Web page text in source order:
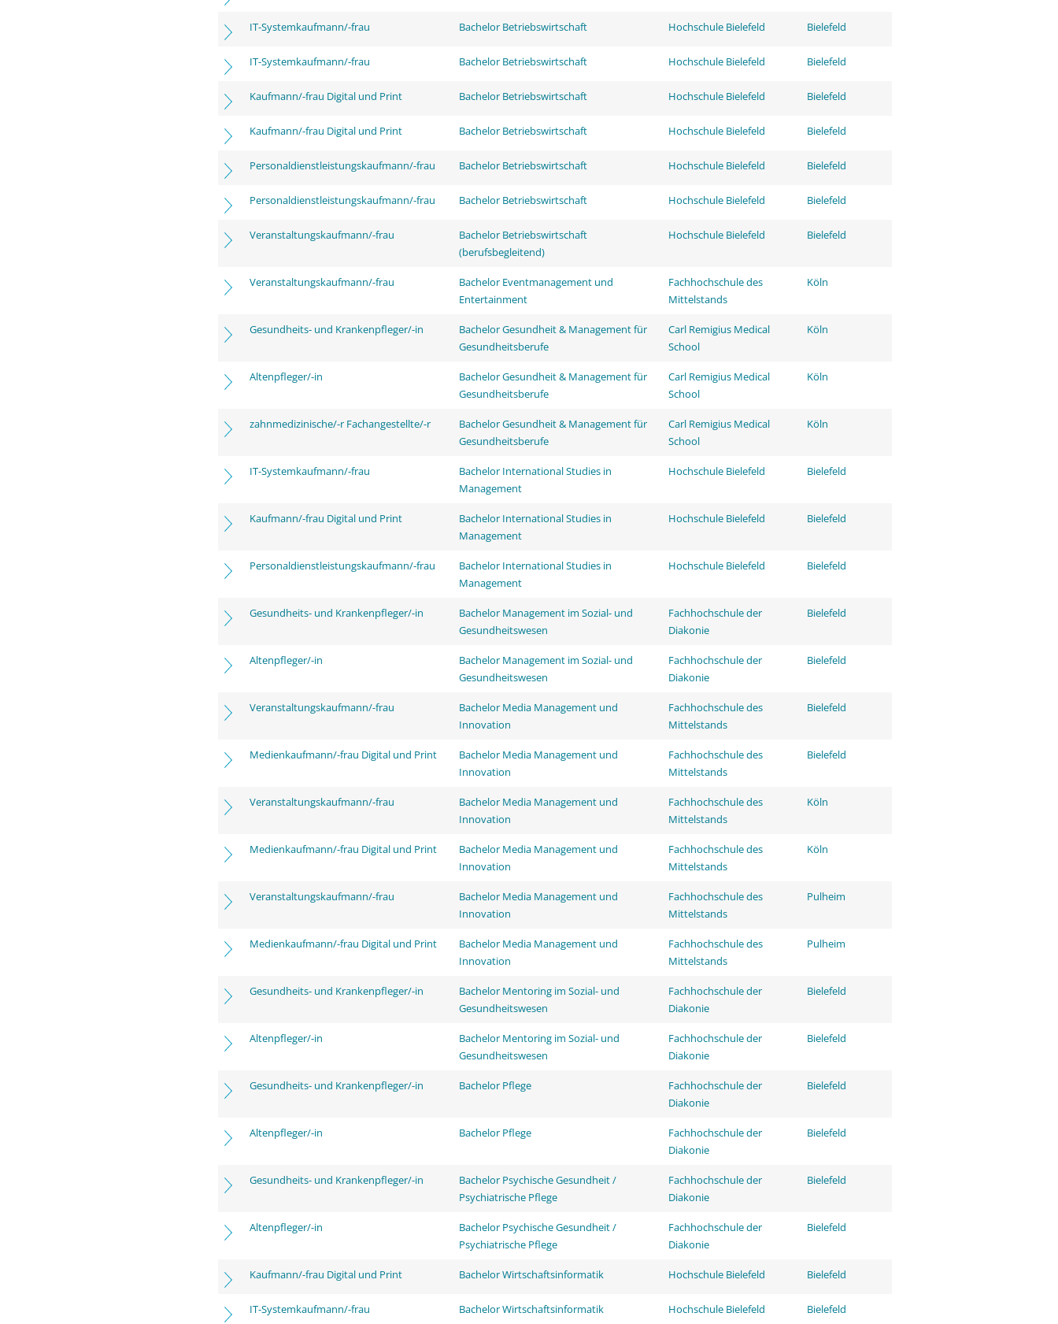
IT-Systemkaufmann/-frau Bachelor Betriebswirtschaft Hochschule Bielefeld Bielefeld
IT-Systemkaufmann/-frau Bachelor Betriebswirtschaft Hochschule Bielefeld Bielefeld
Kaufmann/-frau Digital und Print Bachelor Betriebswirtschaft Hochschule Bielefeld Bielefeld
Kaufmann/-frau Digital und Print Bachelor Betriebswirtschaft Hochschule Bielefeld Bielefeld
Personaldienstleistungskaufmann/-frau Bachelor Betriebswirtschaft Hochschule Bielefeld Bielefeld
Personaldienstleistungskaufmann/-frau Bachelor Betriebswirtschaft Hochschule Bielefeld Bielefeld
Veranstaltungskaufmann/-frau
Bachelor Betriebswirtschaft
(berufsbegleitend)
Hochschule Bielefeld Bielefeld
Veranstaltungskaufmann/-frau
Bachelor Eventmanagement und
Entertainment
Fachhochschule des
Mittelstands
Köln
Gesundheits- und Krankenpfleger/-in
Bachelor Gesundheit & Management für
Gesundheitsberufe
Carl Remigius Medical
School
Köln
Altenpfleger/-in
Bachelor Gesundheit & Management für
Gesundheitsberufe
Carl Remigius Medical
School
Köln
zahnmedizinische/-r Fachangestellte/-r
Bachelor Gesundheit & Management für
Gesundheitsberufe
Carl Remigius Medical
School
Köln
IT-Systemkaufmann/-frau
Bachelor International Studies in
Management
Hochschule Bielefeld Bielefeld
Kaufmann/-frau Digital und Print
Bachelor International Studies in
Management
Hochschule Bielefeld Bielefeld
Personaldienstleistungskaufmann/-frau
Bachelor International Studies in
Management
Hochschule Bielefeld Bielefeld
Gesundheits- und Krankenpfleger/-in
Bachelor Management im Sozial- und
Gesundheitswesen
Fachhochschule der
Diakonie
Bielefeld
Altenpfleger/-in
Bachelor Management im Sozial- und
Gesundheitswesen
Fachhochschule der
Diakonie
Bielefeld
Veranstaltungskaufmann/-frau
Bachelor Media Management und
Innovation
Fachhochschule des
Mittelstands
Bielefeld
Medienkaufmann/-frau Digital und Print
Bachelor Media Management und
Innovation
Fachhochschule des
Mittelstands
Bielefeld
Veranstaltungskaufmann/-frau
Bachelor Media Management und
Innovation
Fachhochschule des
Mittelstands
Köln
Medienkaufmann/-frau Digital und Print
Bachelor Media Management und
Innovation
Fachhochschule des
Mittelstands
Köln
Veranstaltungskaufmann/-frau
Bachelor Media Management und
Innovation
Fachhochschule des
Mittelstands
Pulheim
Medienkaufmann/-frau Digital und Print
Bachelor Media Management und
Innovation
Fachhochschule des
Mittelstands
Pulheim
Gesundheits- und Krankenpfleger/-in
Bachelor Mentoring im Sozial- und
Gesundheitswesen
Fachhochschule der
Diakonie
Bielefeld
Altenpfleger/-in
Bachelor Mentoring im Sozial- und
Gesundheitswesen
Fachhochschule der
Diakonie
Bielefeld
Gesundheits- und Krankenpfleger/-in Bachelor Pflege
Fachhochschule der
Diakonie
Bielefeld
Altenpfleger/-in Bachelor Pflege
Fachhochschule der
Diakonie
Bielefeld
Gesundheits- und Krankenpfleger/-in
Bachelor Psychische Gesundheit /
Psychiatrische Pflege
Fachhochschule der
Diakonie
Bielefeld
Altenpfleger/-in
Bachelor Psychische Gesundheit /
Psychiatrische Pflege
Fachhochschule der
Diakonie
Bielefeld
Kaufmann/-frau Digital und Print Bachelor Wirtschaftsinformatik Hochschule Bielefeld Bielefeld
IT-Systemkaufmann/-frau Bachelor Wirtschaftsinformatik Hochschule Bielefeld Bielefeld